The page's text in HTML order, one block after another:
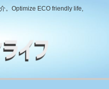
。Optimize ECO friendly life,